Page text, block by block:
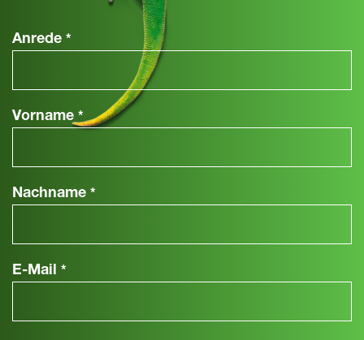
Anrede *
Vorname *
Nachname *
E-Mail *